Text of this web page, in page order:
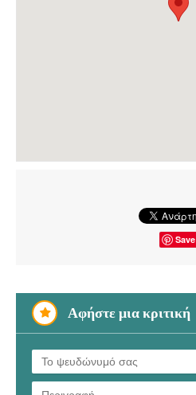
Save
Αφήστε μια κριτική